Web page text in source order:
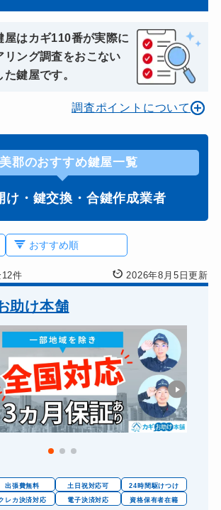
屋はカギ110番が実際に
リング調査をおこない
鍵屋です。
調査ポイントについて
郡のおすすめ鍵屋一覧
け・鍵交換・合鍵作成業者
12件 2026年8月5日更新
助け本舗
出張費無料 土日祝対応可
24時間駆けつけ
レカ決済対応 電子決済対応 資格保有者在籍